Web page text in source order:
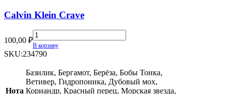
Calvin Klein Crave
100,00 ₽
Calvin
Klein
Crave
В корзину
SKU:234790
Нота
Базилик, Бергамот, Берёза, Бобы Тонка,
Ветивер, Гидропоника, Дубовый мох,
Кориандр, Красный перец, Морская звезда,